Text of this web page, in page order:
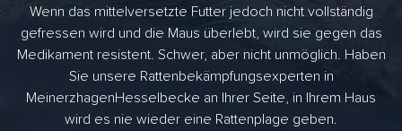
Wenn das mittelversetzte Futter jedoch nicht vollständig
gefressen wird und die Maus überlebt, wird sie gegen das
Medikament resistent. Schwer, aber nicht unmöglich. Haben
Sie unsere Rattenbekämpfungsexperten in
MeinerzhagenHesselbecke an Ihrer Seite, in Ihrem Haus
wird es nie wieder eine Rattenplage geben.